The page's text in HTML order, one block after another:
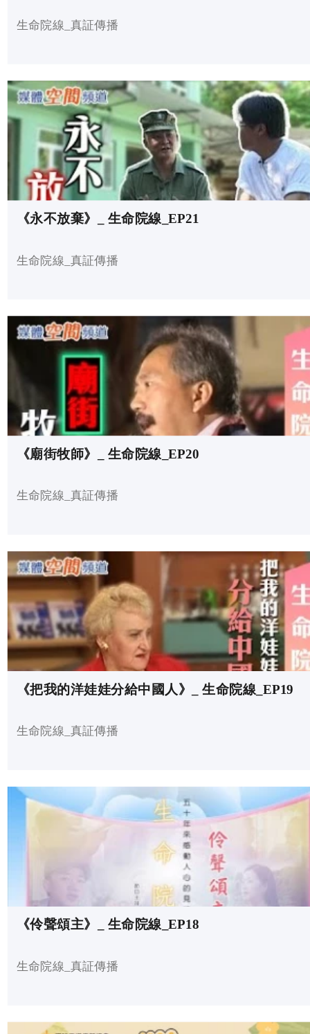
生命院線_真証傳播
《永不放棄》_ 生命院線_EP21
生命院線_真証傳播
《廟街牧師》_ 生命院線_EP20
生命院線_真証傳播
《把我的洋娃娃分給中國人》_ 生命院線_EP19
生命院線_真証傳播
《伶聲頌主》_ 生命院線_EP18
生命院線_真証傳播